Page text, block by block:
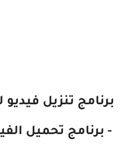
برنامج تنزيل فيديو
- برنامج تحميل